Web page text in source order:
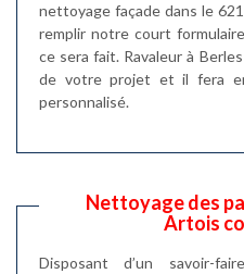
nettoyage façade dans le
remplir notre court
ce sera fait. Ravaleur à
de votre projet et il fera
personnalisé.
Nettoyage des
Artois
Disposant d’un savoir-